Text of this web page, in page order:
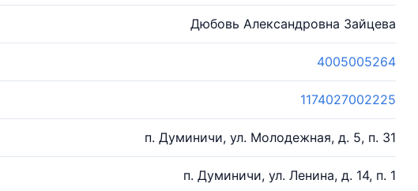
Дюбовь Александровна Зайцева
4005005264
1174027002225
п. Думиничи, ул. Молодежная, д. 5, п. 31
п. Думиничи, ул. Ленина, д. 14, п. 1